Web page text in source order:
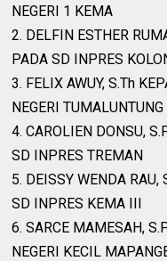
NEGERI 1 KEMA
2. DELFIN ESTHER
PADA SD INPRES
3. FELIX AWUY, S.Th
NEGERI TUMALUNTUNG
4. CAROLIEN DONSU,
SD INPRES TREMAN
5. DEISSY WENDA
SD INPRES KEMA III
6. SARCE MAMESAH,
NEGERI KECIL